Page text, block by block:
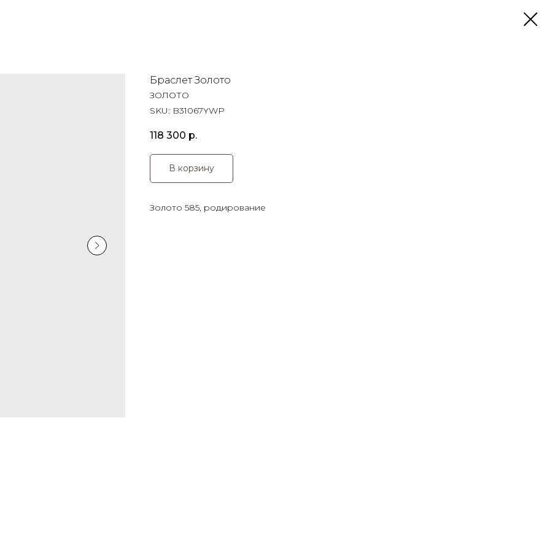
Браслет Золото
ЗОЛОТО
SKU: B31067YWP
118 300 р.
В корзину
Золото 585, родирование